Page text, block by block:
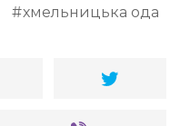
хмельницька ода